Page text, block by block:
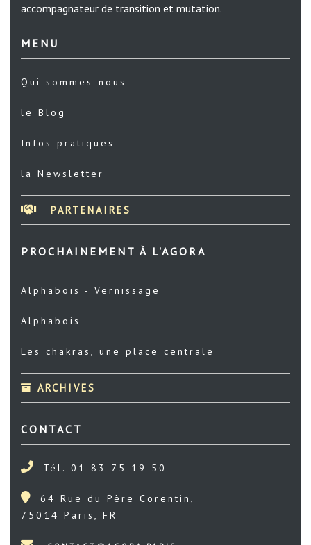
accompagnateur de transition et mutation.
MENU
Qui sommes-nous
le Blog
Infos pratiques
la Newsletter
PARTENAIRES
PROCHAINEMENT À L'AGORA
Alphabois - Vernissage
Alphabois
Les chakras, une place centrale
ARCHIVES
CONTACT
Tél. 01 83 75 19 50
64 Rue du Père Corentin,
75014 Paris, FR